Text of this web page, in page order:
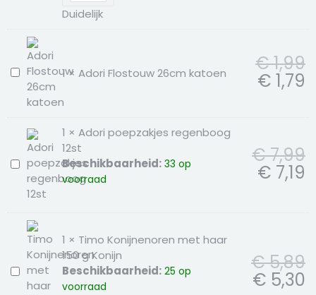
Duidelijk
Adori
Flostouw
26cm
1× Adori Flostouw 26cm katoen €1,99
€ 1,79
Adori
poepzakjes
regenboog
1 × Adori poepzakjes regenboog
12st
Beschikbaarheid: 33 op
voorraad
€7,99
€ 7,19
Timo
Konijnenoren
1 × Timo Konijnenoren met haar
150 g Konijn
Beschikbaarheid: 25 op
voorraad
€5,89
€ 5,30